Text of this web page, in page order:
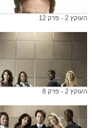
העוקץ 2 - פרק 12
העוקץ 2 - פרק 8